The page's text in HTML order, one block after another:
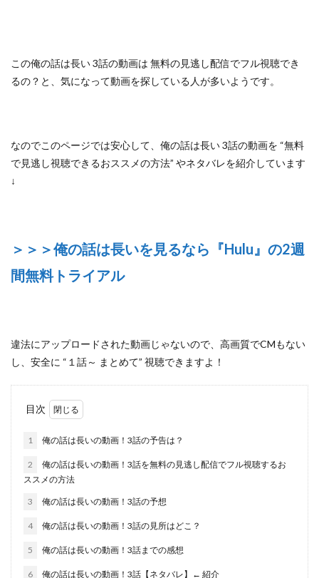
この俺の話は長い 3話の動画は 無料の見逃し配信でフル視聴でき
るの？ と、気になって動画を探している人が多いようです。
なのでこのページでは安心して、 俺の話は長い 3話の動画を “無料
で見逃し視聴できるおススメの方法” やネタバレを紹介しています
↓
＞＞＞俺の話は長いを見るなら『Hulu』の2週
間無料トライアル
違法にアップロードされた動画じゃないので 、高画質でCMもない
し、安全に “１話～ まとめて” 視聴できますよ！
目次
1 俺の話は長いの動画！3話の予告は？
2
俺の話は長いの動画！3話を無料の見逃し配信でフル視聴するお
ススメの方法
3 俺の話は長いの動画！3話の予想
4 俺の話は長いの動画！3話の見所はどこ？
5 俺の話は長いの動画！3話までの感想
6 俺の話は長いの動画！3話【ネタバレ】← 紹介